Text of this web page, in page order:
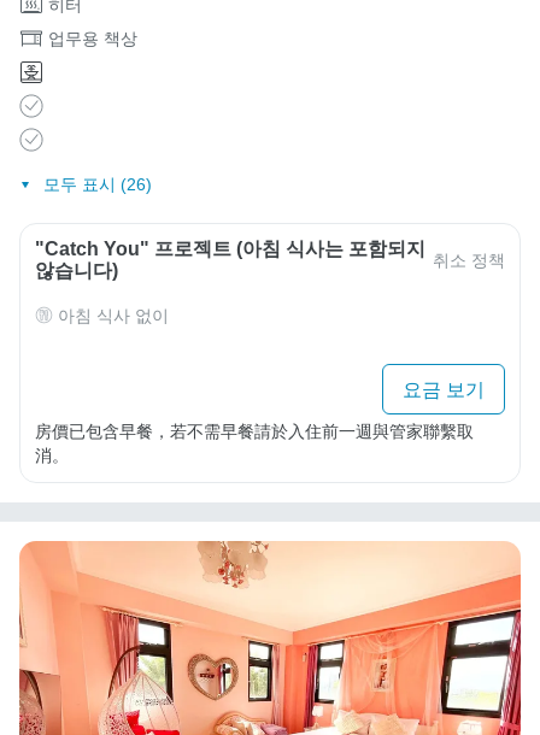
히터
업무용 책상
모두 표시 (26)
"Catch You" 프로젝트 (아침 식사는 포함되지
않습니다)
취소 정책
아침 식사 없이
요금 보기
房價已包含早餐，若不需早餐請於入住前一週與管家聯繫取
消。